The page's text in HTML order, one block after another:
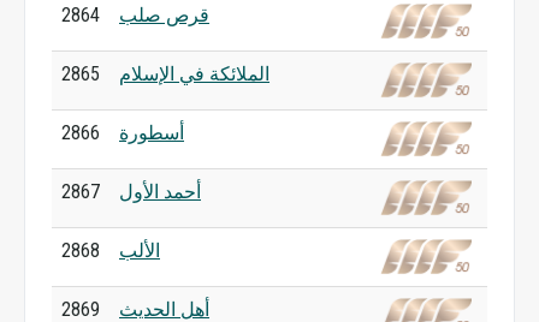
2864 قرص صلب
2865 الملائكة في الإسلام
2866 أسطورة
2867 أحمد الأول
2868 الألب
2869 أهل الحديث